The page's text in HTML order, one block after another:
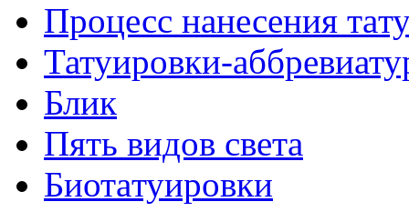
Процесс нанесения
Татуировки-
Блик
Пять видов светa
Биотaтуировки